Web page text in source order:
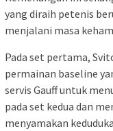
yang diraih petenis
menjalani masa
Pada set pertama,
permainan baseline
servis Gauff untuk
pada set kedua dan
menyamakan